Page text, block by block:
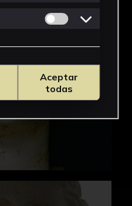
Permitir cookies
Aceptar
todas